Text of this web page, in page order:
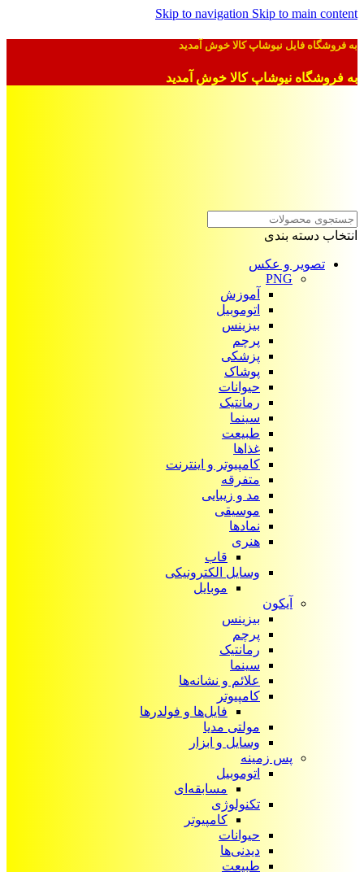
Skip to navigation Skip to main content
به فروشگاه فایل نیوشاپ کالا خوش آمدید
به فروشگاه نیوشاپ کالا خوش آمدید
انتخاب دسته بندی
تصویر و عکس
PNG
آموزش
اتوموبیل
بیزینس
پرچم
پزشکی
پوشاک
حیوانات
رمانتیک
سینما
طبیعت
غذاها
کامپیوتر و اینترنت
متفرقه
مد و زیبایی
موسیقی
نمادها
هنری
قاب
وسایل الکترونیکی
موبایل
آیکون‌
بیزینس
پرچم
رمانتیک
سینما
علائم و نشانه‌ها
کامپیوتر
فایل‌ها و فولدرها
مولتی مدیا
وسایل و ابزار
پس زمینه
اتوموبیل
مسابقه‌ای
تکنولوژی
کامپیوتر
حیوانات
دیدنی‌ها
طبیعت